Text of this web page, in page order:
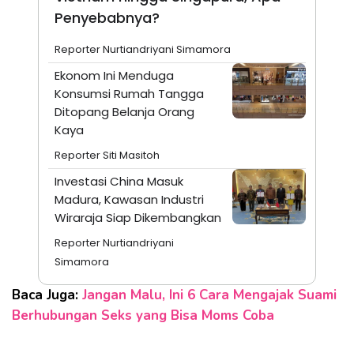
Penyebabnya?
Reporter Nurtiandriyani Simamora
Ekonom Ini Menduga
Konsumsi Rumah Tangga
Ditopang Belanja Orang
Kaya
Reporter Siti Masitoh
Investasi China Masuk
Madura, Kawasan Industri
Wiraraja Siap Dikembangkan
Reporter Nurtiandriyani
Simamora
Baca Juga: Jangan Malu, Ini 6 Cara Mengajak Suami
Berhubungan Seks yang Bisa Moms Coba